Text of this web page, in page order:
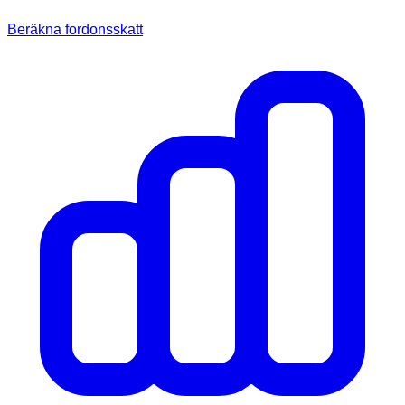
Beräkna fordonsskatt